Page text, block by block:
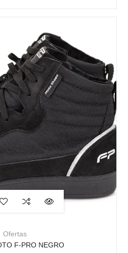
Ofertas
F-PRO NEGRO